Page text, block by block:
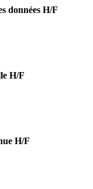
données H/F
H/F
H/F